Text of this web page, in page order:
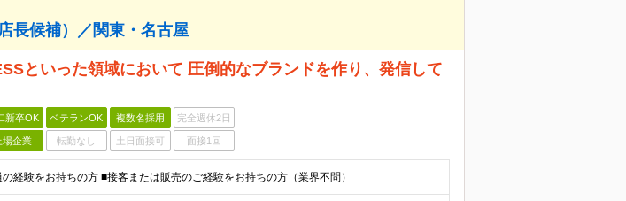
長候補）／関東・名古屋
といった領域において 圧倒的なブランドを作り、発信して
新卒OK ベテランOK 複数名採用 完全週休2日
場企業 転勤なし 土日面接可 面接1回
経験をお持ちの方 ■接客または販売のご経験をお持ちの方（業界不問）